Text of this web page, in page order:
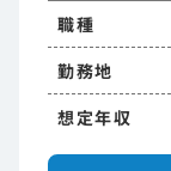
職種
勤務地
想定年収